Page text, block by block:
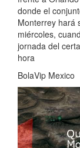
donde el
Monterrey hará
miércoles,
jornada del
hora
BolaVip Mexico